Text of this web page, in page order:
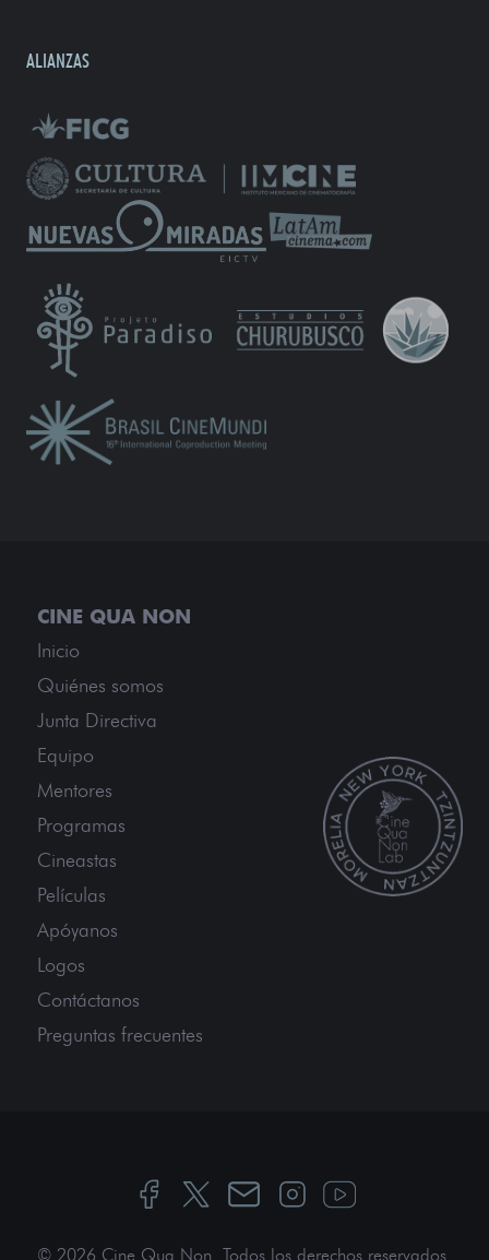
ALIANZAS
Inicio
Quiénes somos
Junta Directiva
Equipo
Mentores
Programas
Cineastas
Películas
Apóyanos
Logos
Contáctanos
Preguntas frecuentes
© 2026 Cine Qua Non. Todos los derechos reservados